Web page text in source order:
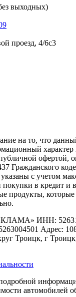
выходных)
проезд, 4/6с3
на то, что
офертой,
Гражданского
с учетом
покупки в кредит и
продукты,
ИНН:
Адрес:
Троицк, г
автомобилей